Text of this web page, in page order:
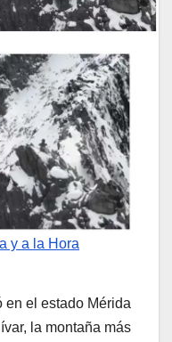
y a la Hora
en el estado Mérida
la montaña más